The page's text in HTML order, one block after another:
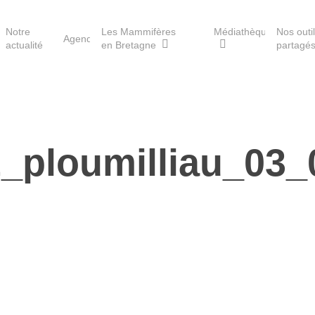
Les Havres de paix pour la
Notre
actualité
Agenda
Les Mammifères
en Bretagne
Médiathèque
Nos
partagés